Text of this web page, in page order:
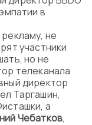
в
не
участники
но не
телеканала
директор
Таргашин,
а
Чебатков,